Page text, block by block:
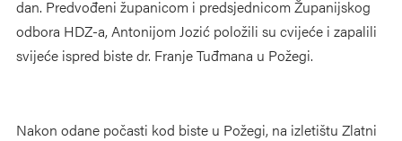
dan. Predvođeni županicom i predsjednicom Županijskog
odbora HDZ-a, Antonijom Jozić položili su cvijeće i zapalili
svijeće ispred biste dr. Franje Tuđmana u Požegi.
Nakon odane počasti kod biste u Požegi, na izletištu Zlatni